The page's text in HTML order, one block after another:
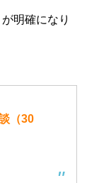
明確になり
（30